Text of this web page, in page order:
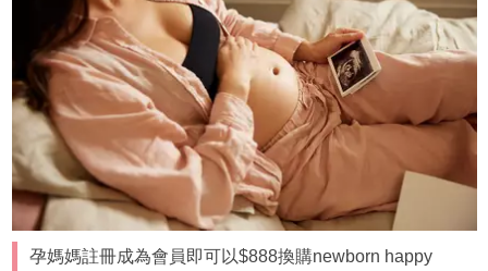
孕媽媽註冊成為會員即可以$888換購newborn happy